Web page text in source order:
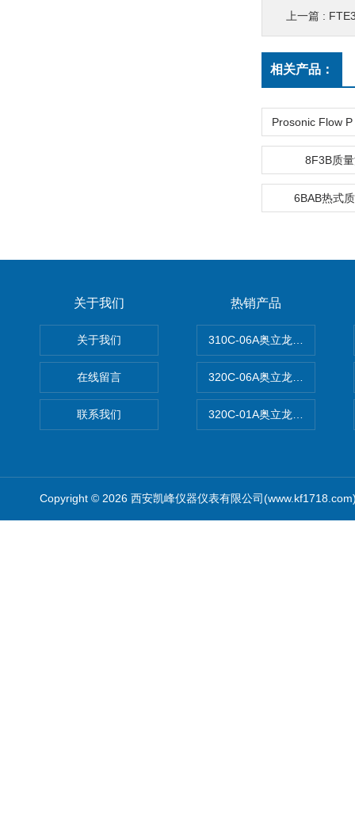
上一篇 :
相关产品：
8F3B质
6BAB热式
关于我们
关于我们
在线留言
联系我们
热销产品
310C-06A奥立龙实验室台式
320C-06A奥立龙实验室便携
320C-01A奥立龙实验室便携
Copyright © 2026 西安凯峰仪器仪表有限公司